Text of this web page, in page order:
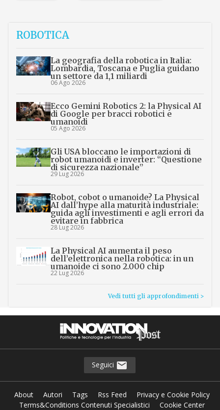
ROBOTICA
La geografia della robotica in Italia:
Lombardia, Toscana e Puglia guidano
un settore da 1,1 miliardi
06 Ago 2026
Ecco Gemini Robotics 2: la Physical AI
di Google per bracci robotici e
umanoidi
05 Ago 2026
Gli USA bloccano le importazioni di
robot umanoidi e inverter: “Questione
di sicurezza nazionale”
29 Lug 2026
Robot, cobot o umanoide? La Physical
AI dall’hype alla maturità industriale:
guida agli investimenti e agli errori da
evitare in fabbrica
28 Lug 2026
La Physical AI aumenta il peso
dell’elettronica nella robotica: in un
umanoide ci sono 2.000 chip
22 Lug 2026
Vedi tutti gli approfondimenti >
Seguici
About Autori Tags Rss Feed
Privacy e Cookie Policy
Terms&Conditions Contenuti Specialistici
Cookie Center